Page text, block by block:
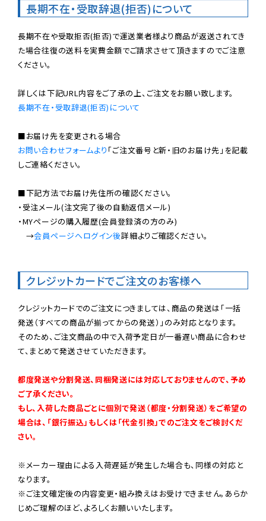
長期不在・受取辞退(拒否)について
長期不在や受取拒否(拒否)で運送業者様より商品が返送されてき
た場合往復の送料を実費金額でご請求させて頂きますのでご注意
ください。
長期不在・受取辞退(拒否)について
お問い合わせフォームより 「ご注文番号と新・旧のお届け先」を記載
しご連絡ください。
■下記方法でお届け先住所の確認ください。
・受注メール(注文完了後の自動返信メール)
・MYページの購入履歴(会員登録済の方のみ)
→会員ページへログイン後詳細よりご確認ください。
クレジットカードでご注文のお客様へ
クレジットカードでのご注文につきましては、商品の発送は「一括
発送（すべての商品が揃ってからの発送）」のみ対応となります。
そのため、ご注文商品の中で入荷予定日が一番遅い商品に合わせ
て、まとめて発送させていただきます。
都度発送や分割発送、同梱発送には対応しておりませんので、予め
ご了承ください。
もし、入荷した商品ごとに個別で発送（都度・分割発送）をご希望の
場合は、「銀行振込」もしくは「代金引換」でのご注文をご検討くだ
さい。
※メーカー理由による入荷遅延が発生した場合も、同様の対応と
なります。
※ご注文確定後の内容変更・組み換えはお受けできません。あらか
じめご理解のほど、よろしくお願いいたします。